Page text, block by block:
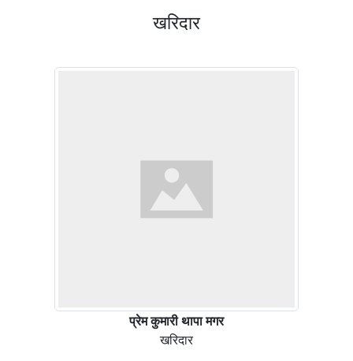
खरिदार
प्रेम कुमारी थापा मगर
खरिदार